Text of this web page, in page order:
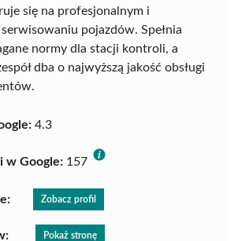
się na profesjonalnym i
pojazdów. Spełnia
normy dla stacji kontroli, a
dba o najwyższą jakość obsługi
4.3
w Google: 157
Zobacz profil
Pokaż stronę